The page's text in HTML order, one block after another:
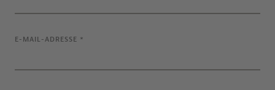
E-MAIL-ADRESSE *